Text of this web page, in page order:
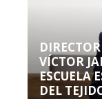
VÍCTOR
ESCUELA
DEL